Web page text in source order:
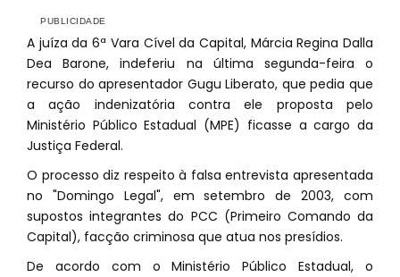
A juíza da 6ª Vara Cível da Capital, Márcia Regina Dalla
Dea Barone, indeferiu na última segunda-feira o
recurso do apresentador Gugu Liberato, que pedia que
a ação indenizatória contra ele proposta pelo
Ministério Público Estadual (MPE) ficasse a cargo da
Justiça Federal.
O processo diz respeito à falsa entrevista apresentada
no "Domingo Legal", em setembro de 2003, com
supostos integrantes do PCC (Primeiro Comando da
Capital), facção criminosa que atua nos presídios.
De acordo com o Ministério Público Estadual, o